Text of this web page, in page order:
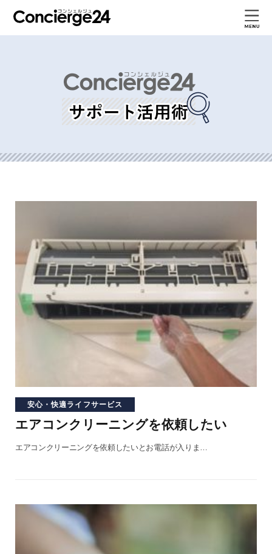
安心・快適ライフサービス
エアコンクリーニングを依頼したい
エアコンクリーニングを依頼したいとお電話が入りま…